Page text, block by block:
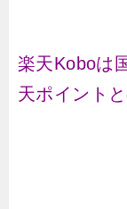
楽天Koboは
天ポイント